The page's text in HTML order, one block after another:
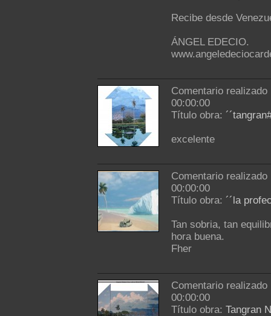
Recibe desde
ÁNGEL EDECIO.
Comentario
00:00:00
Título obra:
excelente
Comentario
00:00:00
Título obra: ´´la
Tan sobria, tan
hora buena.
Fher
Comentario
00:00:00
Título obra: Tangran